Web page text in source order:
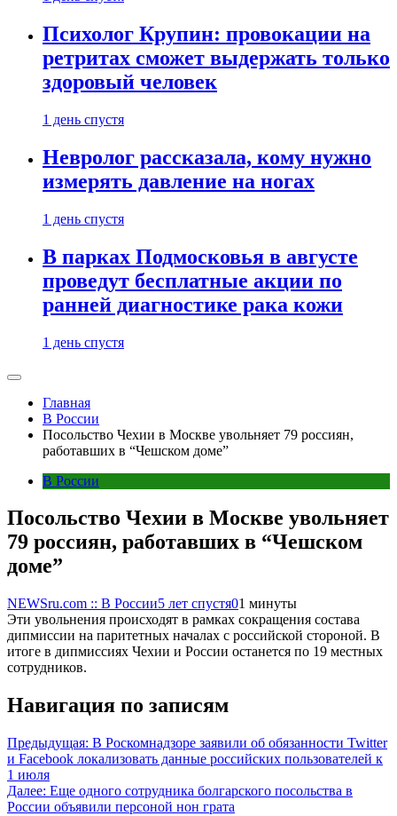
Психолог Крупин: провокации на
ретритах сможет выдержать только
здоровый человек
1 день спустя
Невролог рассказала, кому нужно
измерять давление на ногах
1 день спустя
В парках Подмосковья в августе
проведут бесплатные акции по
ранней диагностике рака кожи
1 день спустя
Главная
В России
Посольство Чехии в Москве увольняет 79 россиян,
работавших в “Чешском доме”
В России
Посольство Чехии в Москве увольняет
79 россиян, работавших в “Чешском
доме”
NEWSru.com :: В России5 лет спустя01 минуты
Эти увольнения происходят в рамках сокращения состава
дипмиссии на паритетных началах с российской стороной. В
итоге в дипмиссиях Чехии и России останется по 19 местных
сотрудников.
Навигация по записям
Предыдущая: В Роскомнадзоре заявили об обязанности Twitter
и Facebook локализовать данные российских пользователей к
1 июля
Далее: Еще одного сотрудника болгарского посольства в
России объявили персоной нон грата